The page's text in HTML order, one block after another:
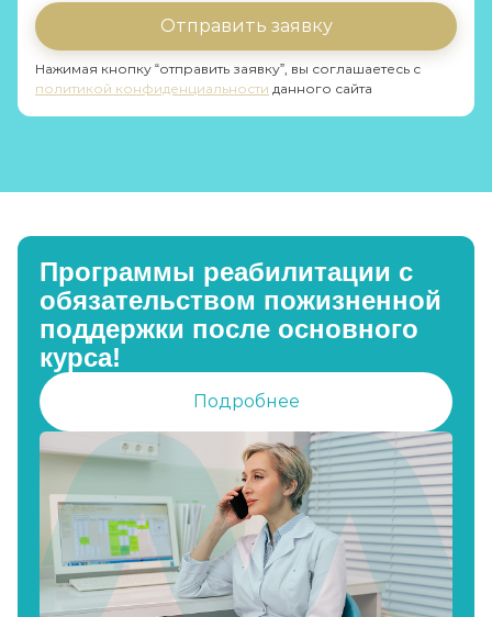
Отправить заявку
Нажимая кнопку “отправить заявку”, вы соглашаетесь с
политикой конфиденциальности данного сайта
Программы реабилитации с
обязательством пожизненной
поддержки после основного
курса!
Подробнее